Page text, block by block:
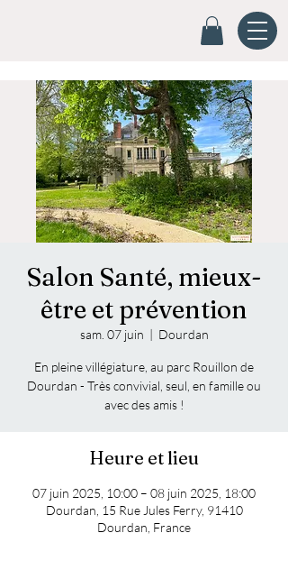
Salon Santé, mieux-
être et prévention
sam. 07 juin
  |
Dourdan
En pleine villégiature, au parc Rouillon de
Dourdan - Très convivial, seul, en famille ou
avec des amis !
Heure et lieu
07 juin 2025, 10:00 – 08 juin 2025, 18:00
Dourdan, 15 Rue Jules Ferry, 91410
Dourdan, France